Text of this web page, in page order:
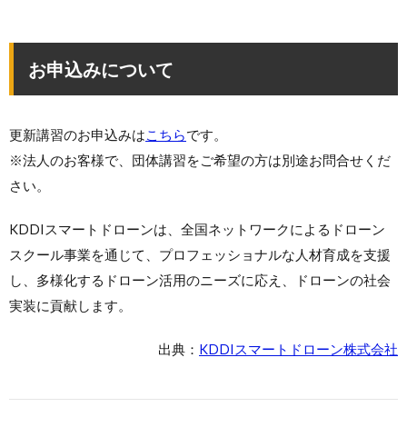
お申込みについて
更新講習のお申込みはこちらです。
※法人のお客様で、団体講習をご希望の方は別途お問合せくだ
さい。
KDDIスマートドローンは、全国ネットワークによるドローン
スクール事業を通じて、プロフェッショナルな人材育成を支援
し、多様化するドローン活用のニーズに応え、ドローンの社会
実装に貢献します。
出典： KDDIスマートドローン株式会社